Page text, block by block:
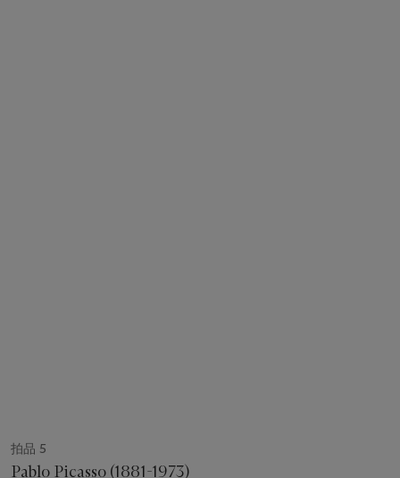
拍品 5
Pablo Picasso (1881-1973)